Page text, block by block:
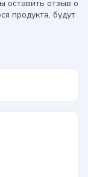
оставить отзыв о
продукта, будут